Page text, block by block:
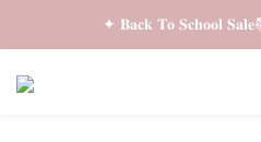
✦ 𝐁𝐚𝐜𝐤 𝐓𝐨 𝐒𝐜𝐡𝐨𝐨𝐥
✦ 𝐁𝐚𝐜𝐤 𝐓𝐨 𝐒𝐜𝐡𝐨𝐨𝐥
✦ 全店購物滿 𝐇𝐊𝐃𝟑𝟓𝟎 即享